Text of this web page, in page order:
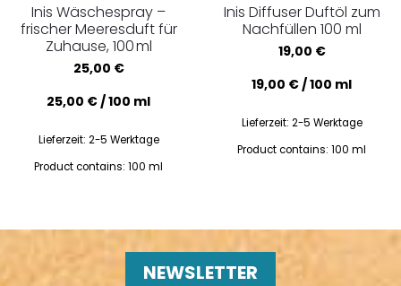
Inis Wäschespray –
frischer Meeresduft für
Zuhause, 100 ml
25,00 €
25,00 € /100 ml
Lieferzeit: 2-5 Werktage
Product contains: 100ml
Inis Diffuser Duftöl zum
Nachfüllen 100 ml
19,00 €
19,00 € /100 ml
Lieferzeit: 2-5 Werktage
Product contains: 100ml
NEWSLETTER